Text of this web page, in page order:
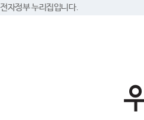
자정부 누리집입니다.